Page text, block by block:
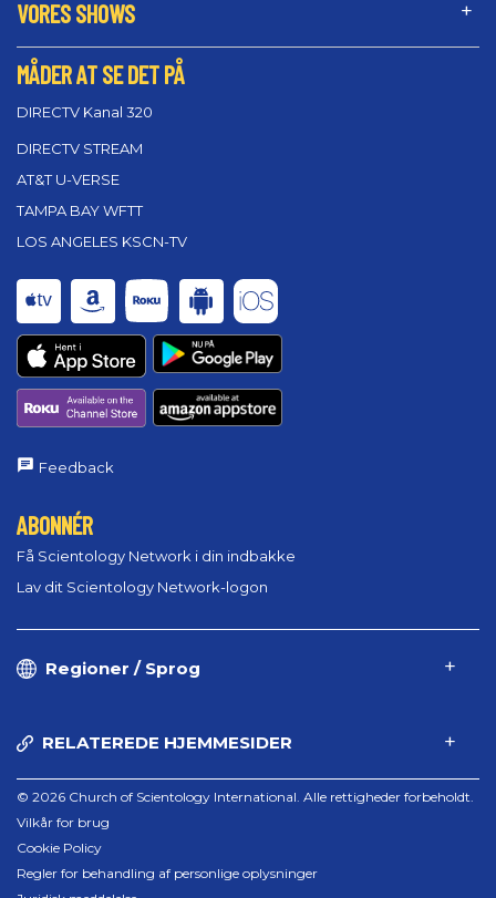
VORES SHOWS
MÅDER AT SE DET PÅ
DIRECTV Kanal 320
DIRECTV STREAM
AT&T U-VERSE
TAMPA BAY WFTT
LOS ANGELES KSCN-TV
Feedback
ABONNÉR
Få Scientology Network i din indbakke
Lav dit Scientology Network-logon
Regioner / Sprog
RELATEREDE HJEMMESIDER
© 2026 Church of Scientology International. Alle rettigheder forbeholdt.
Vilkår for brug
Cookie Policy
Regler for behandling af personlige oplysninger